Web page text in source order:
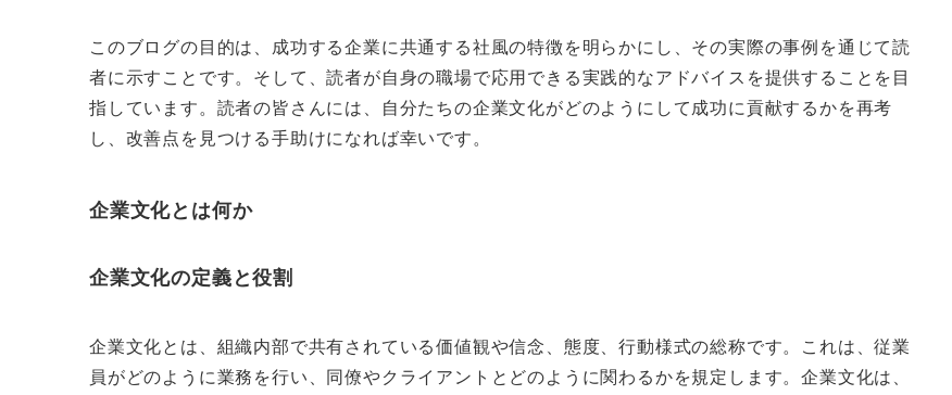
このブログの目的は、成功する企業に共通する社風の特徴を明らかにし、その実際の事例を通じて読
者に示すことです。そして、読者が自身の職場で応用できる実践的なアドバイスを提供することを目
指しています。読者の皆さんには、自分たちの企業文化がどのようにして成功に貢献するかを再考
し、改善点を見つける手助けになれば幸いです。
企業文化とは何か
企業文化の定義と役割
企業文化とは、組織内部で共有されている価値観や信念、態度、行動様式の総称です。これは、従業
員がどのように業務を行い、同僚やクライアントとどのように関わるかを規定します。企業文化は、